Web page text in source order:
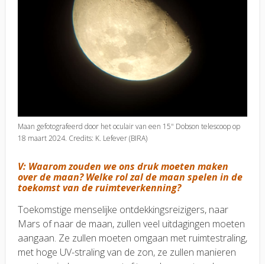
Maan gefotografeerd door het oculair van een 15" Dobson telescoop op
18 maart 2024. Credits: K. Lefever (BIRA)
V: Waarom zouden we ons druk moeten maken
over de maan? Welke rol zal de maan spelen in de
toekomst van de ruimteverkenning?
Toekomstige menselijke ontdekkingsreizigers, naar
Mars of naar de maan, zullen veel uitdagingen moeten
aangaan. Ze zullen moeten omgaan met ruimtestraling,
met hoge UV-straling van de zon, ze zullen manieren